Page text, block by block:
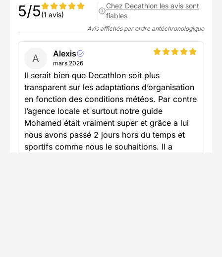
5/5(1 avis)
Chez Decathlon les avis sont
fiables
Avis affichés par ordre antéchronologique
A Alexis
mars 2026
Il serait bien que Decathlon soit plus
transparent sur les adaptations d’organisation
en fonction des conditions météos. Par contre
l’agence locale et surtout notre guide
Mohamed était vraiment super et grâce a lui
nous avons passé 2 jours hors du temps et
sportifs comme nous le souhaitions. Il a